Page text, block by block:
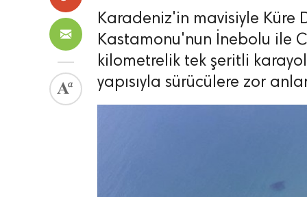
Karadeniz'in mavisiyle Küre
Kastamonu'nun İnebolu ile
kilometrelik tek şeritli
yapısıyla sürücülere zor